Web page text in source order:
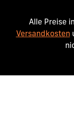
Alle Preise
Versandkosten